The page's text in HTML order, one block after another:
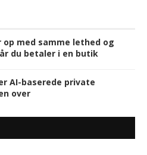
op med samme lethed og
du betaler i en butik
AI-baserede private
over